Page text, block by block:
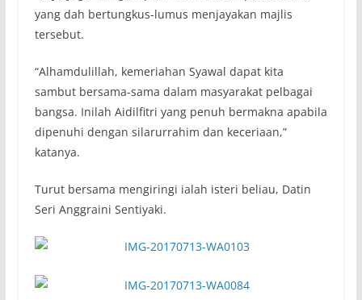
yang dah bertungkus-lumus menjayakan majlis
tersebut.
“Alhamdulillah, kemeriahan Syawal dapat kita
sambut bersama-sama dalam masyarakat pelbagai
bangsa. Inilah Aidilfitri yang penuh bermakna apabila
dipenuhi dengan silarurrahim dan keceriaan,”
katanya.
Turut bersama mengiringi ialah isteri beliau, Datin
Seri Anggraini Sentiyaki.